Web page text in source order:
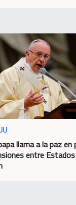
llama a la paz en
entre